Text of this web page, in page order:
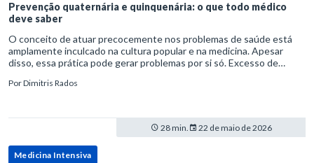
Prevenção quaternária e quinquenária: o que todo médico
deve saber
O conceito de atuar precocemente nos problemas de saúde está
amplamente inculcado na cultura popular e na medicina. Apesar
disso, essa prática pode gerar problemas por si só. Excesso de
PorDimitris Rados
28 min. 22 de maio de 2026
Medicina Intensiva